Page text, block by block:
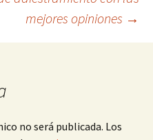
mejores opiniones →
no será publicada. Los